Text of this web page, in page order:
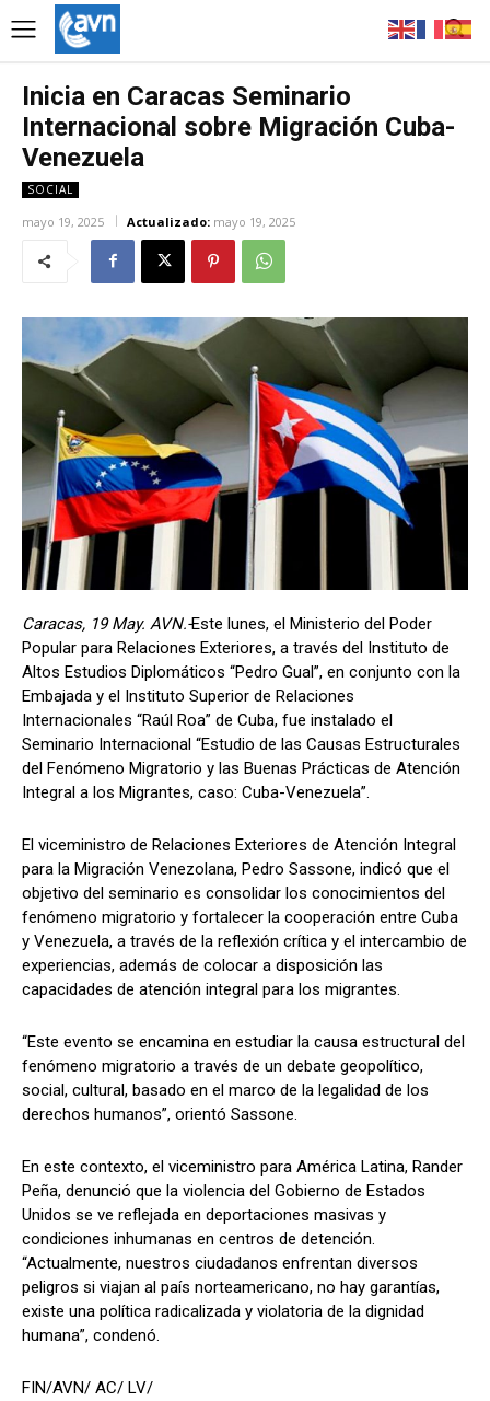
Inicia en Caracas Seminario
Internacional sobre Migración Cuba-
Venezuela
SOCIAL
mayo 19, 2025 Actualizado: mayo 19, 2025
Caracas, 19 May. AVN.-Este lunes, el Ministerio del Poder
Popular para Relaciones Exteriores, a través del Instituto de
Altos Estudios Diplomáticos “Pedro Gual”, en conjunto con la
Embajada y el Instituto Superior de Relaciones
Internacionales “Raúl Roa” de Cuba, fue instalado el
Seminario Internacional “Estudio de las Causas Estructurales
del Fenómeno Migratorio y las Buenas Prácticas de Atención
Integral a los Migrantes, caso: Cuba-Venezuela”.
El viceministro de Relaciones Exteriores de Atención Integral
para la Migración Venezolana, Pedro Sassone, indicó que el
objetivo del seminario es consolidar los conocimientos del
fenómeno migratorio y fortalecer la cooperación entre Cuba
y Venezuela, a través de la reflexión crítica y el intercambio de
experiencias, además de colocar a disposición las
capacidades de atención integral para los migrantes.
“Este evento se encamina en estudiar la causa estructural del
fenómeno migratorio a través de un debate geopolítico,
social, cultural, basado en el marco de la legalidad de los
derechos humanos”, orientó Sassone.
En este contexto, el viceministro para América Latina, Rander
Peña, denunció que la violencia del Gobierno de Estados
Unidos se ve reflejada en deportaciones masivas y
condiciones inhumanas en centros de detención.
“Actualmente, nuestros ciudadanos enfrentan diversos
peligros si viajan al país norteamericano, no hay garantías,
existe una política radicalizada y violatoria de la dignidad
humana”, condenó.
FIN/AVN/ AC/ LV/